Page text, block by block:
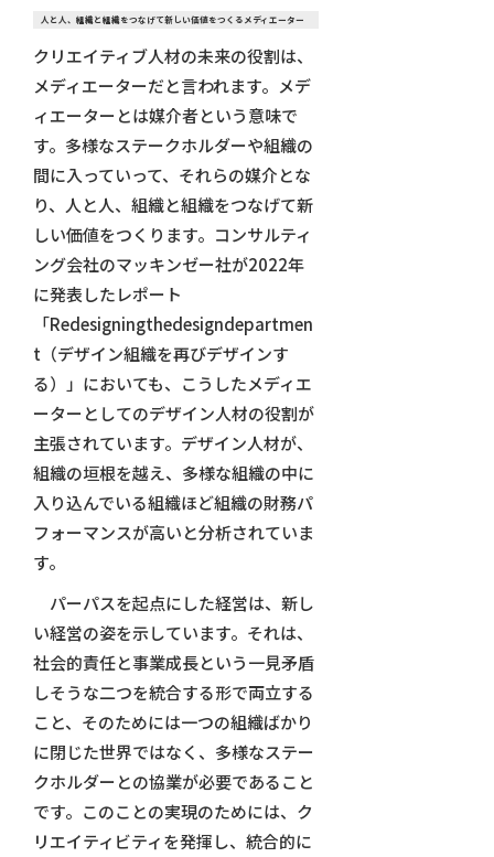
人と人、組織と組織をつなげて新しい価値をつくるメディエーター
クリエイティブ人材の未来の役割は、
メディエーターだと言われます。メデ
ィエーターとは媒介者という意味で
す。多様なステークホルダーや組織の
間に入っていって、それらの媒介とな
り、人と人、組織と組織をつなげて新
しい価値をつくります。コンサルティ
ング会社のマッキンゼー社が2022年
に発表したレポート
「Redesigningthedesigndepartmen
t（デザイン組織を再びデザインす
る）」においても、こうしたメディエ
ーターとしてのデザイン人材の役割が
主張されています。デザイン人材が、
組織の垣根を越え、多様な組織の中に
入り込んでいる組織ほど組織の財務パ
フォーマンスが高いと分析されていま
す。
パーパスを起点にした経営は、新し
い経営の姿を示しています。それは、
社会的責任と事業成長という一見矛盾
しそうな二つを統合する形で両立する
こと、そのためには一つの組織ばかり
に閉じた世界ではなく、多様なステー
クホルダーとの協業が必要であること
です。このことの実現のためには、ク
リエイティビティを発揮し、統合的に